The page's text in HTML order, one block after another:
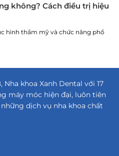
không? Cách điều trị hiệu
hình thẩm mỹ và chức năng phổ
khoa Xanh Dental với 17
máy móc hiện đại, luôn tiên
dịch vụ nha khoa chất